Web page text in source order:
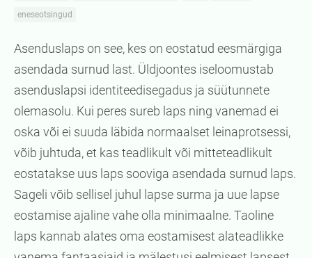
eneseotsingud
Asenduslaps on see, kes on eostatud eesmärgiga
asendada surnud last. Üldjoontes iseloomustab
asenduslapsi identiteedisegadus ja süütunnete
olemasolu. Kui peres sureb laps ning vanemad ei
oska või ei suuda läbida normaalset leinaprotsessi,
võib juhtuda, et kas teadlikult või mitteteadlikult
eostatakse uus laps sooviga asendada surnud laps.
Sageli võib sellisel juhul lapse surma ja uue lapse
eostamise ajaline vahe olla minimaalne. Taoline
laps kannab alates oma eostamisest alateadlikke